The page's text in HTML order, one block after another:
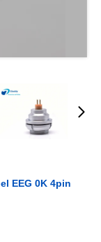
EEG 0K 4pin